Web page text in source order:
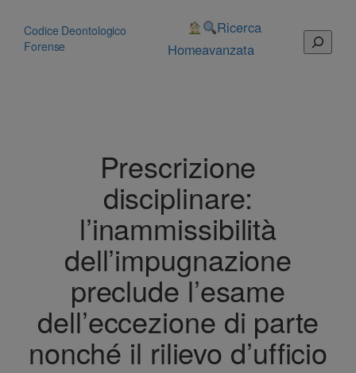
contenuto
Codice Deontologico
Forense
Home
Ricerca
avanzata
Cerca
Prescrizione
disciplinare:
l’inammissibilità
dell’impugnazione
preclude l’esame
dell’eccezione di parte
nonché il rilievo d’ufficio